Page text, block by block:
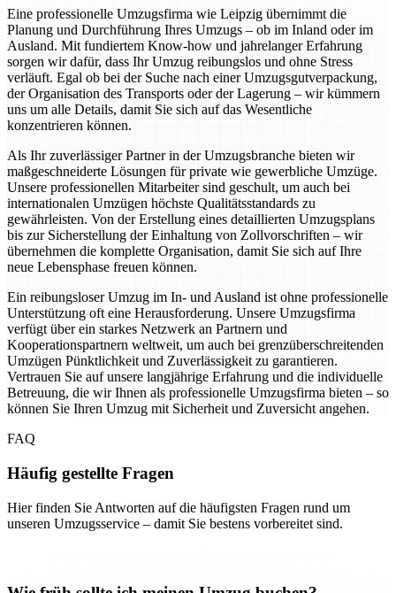
Eine professionelle Umzugsfirma wie Leipzig übernimmt die
Planung und Durchführung Ihres Umzugs – ob im Inland oder im
Ausland. Mit fundiertem Know-how und jahrelanger Erfahrung
sorgen wir dafür, dass Ihr Umzug reibungslos und ohne Stress
verläuft. Egal ob bei der Suche nach einer Umzugsgutverpackung,
der Organisation des Transports oder der Lagerung – wir kümmern
uns um alle Details, damit Sie sich auf das Wesentliche
konzentrieren können.
Als Ihr zuverlässiger Partner in der Umzugsbranche bieten wir
maßgeschneiderte Lösungen für private wie gewerbliche Umzüge.
Unsere professionellen Mitarbeiter sind geschult, um auch bei
internationalen Umzügen höchste Qualitätsstandards zu
gewährleisten. Von der Erstellung eines detaillierten Umzugsplans
bis zur Sicherstellung der Einhaltung von Zollvorschriften – wir
übernehmen die komplette Organisation, damit Sie sich auf Ihre
neue Lebensphase freuen können.
Ein reibungsloser Umzug im In- und Ausland ist ohne professionelle
Unterstützung oft eine Herausforderung. Unsere Umzugsfirma
verfügt über ein starkes Netzwerk an Partnern und
Kooperationspartnern weltweit, um auch bei grenzüberschreitenden
Umzügen Pünktlichkeit und Zuverlässigkeit zu garantieren.
Vertrauen Sie auf unsere langjährige Erfahrung und die individuelle
Betreuung, die wir Ihnen als professionelle Umzugsfirma bieten – so
können Sie Ihren Umzug mit Sicherheit und Zuversicht angehen.
FAQ
Häufig gestellte Fragen
Hier finden Sie Antworten auf die häufigsten Fragen rund um
unseren Umzugsservice – damit Sie bestens vorbereitet sind.